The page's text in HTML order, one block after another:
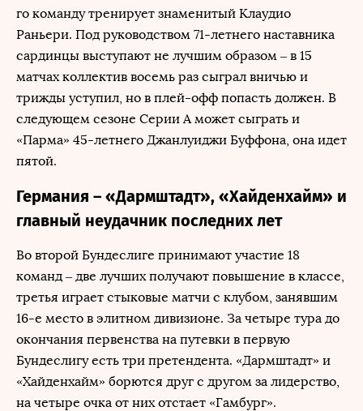
го команду тренирует знаменитый Клаудио
Раньери. Под руководством 71-летнего наставника
сардинцы выступают не лучшим образом – в 15
матчах коллектив восемь раз сыграл вничью и
трижды уступил, но в плей-офф попасть должен. В
следующем сезоне Серии А может сыграть и
«Парма» 45-летнего Джанлуиджи Буффона, она идет
пятой.
Германия – «Дармштадт», «Хайденхайм» и
главный неудачник последних лет
Во второй Бундеслиге принимают участие 18
команд – две лучших получают повышение в классе,
третья играет стыковые матчи с клубом, занявшим
16-е место в элитном дивизионе. За четыре тура до
окончания первенства на путевки в первую
Бундеслигу есть три претендента. «Дармштадт» и
«Хайденхайм» борются друг с другом за лидерство,
на четыре очка от них отстает «Гамбург».